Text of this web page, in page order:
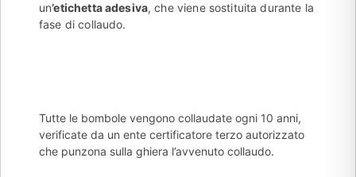
un’etichetta adesiva, che viene sostituita durante la
fase di collaudo.
Tutte le bombole vengono collaudate ogni 10 anni,
verificate da un ente certificatore terzo autorizzato
che punzona sulla ghiera l’avvenuto collaudo.